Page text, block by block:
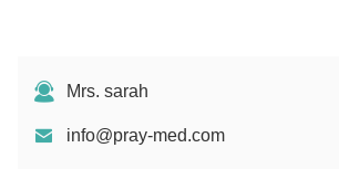
Mrs. sarah
info@pray-med.com